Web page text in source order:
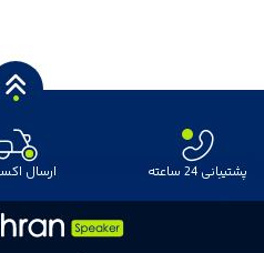
پشتیبانی 24 ساعته ارسال